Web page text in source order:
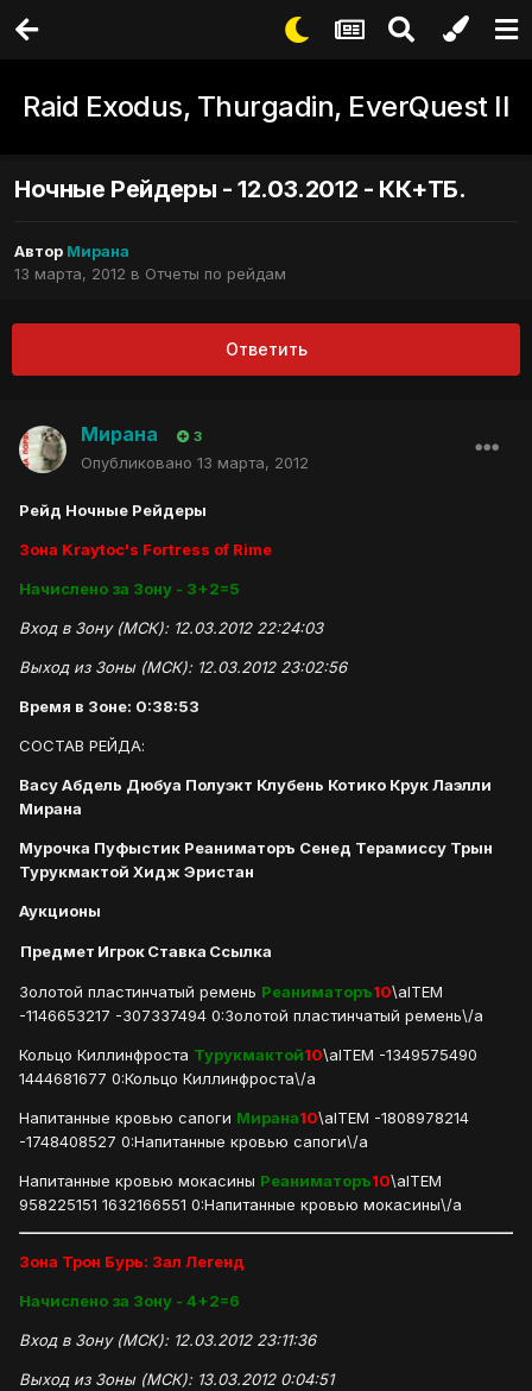
Raid Exodus, Thurgadin, EverQuest II
Ночные Рейдеры - 12.03.2012 - КК+ТБ.
Автор Мирана
13 марта, 2012 в Отчеты по рейдам
Ответить
Мирана 3
Опубликовано 13 марта, 2012
Рейд Ночные Рейдеры
Зона Kraytoc's Fortress of Rime
Начислено за Зону - 3+2=5
Вход в Зону (МСК): 12.03.2012 22:24:03
Выход из Зоны (МСК): 12.03.2012 23:02:56
Время в Зоне: 0:38:53
СОСТАВ РЕЙДА:
Васу Абдель Дюбуа Полуэкт Клубень Котико Крук Лаэлли
Мирана
Мурочка Пуфыстик Реаниматоръ Сенед Терамиссу Трын
Турукмактой Хидж Эристан
Аукционы
Предмет ИгрокСтавка Ссылка
Золотой пластинчатый ремень Реаниматоръ10\aITEM
-1146653217 -307337494 0:Золотой пластинчатый ремень\/a
Кольцо Киллинфроста Турукмактой10\aITEM -1349575490
1444681677 0:Кольцо Киллинфроста\/a
Напитанные кровью сапоги Мирана10\aITEM -1808978214
-1748408527 0:Напитанные кровью сапоги\/a
Напитанные кровью мокасины Реаниматоръ10\aITEM
958225151 1632166551 0:Напитанные кровью мокасины\/a
Зона Трон Бурь: Зал Легенд
Начислено за Зону - 4+2=6
Вход в Зону (МСК): 12.03.2012 23:11:36
Выход из Зоны (МСК): 13.03.2012 0:04:51